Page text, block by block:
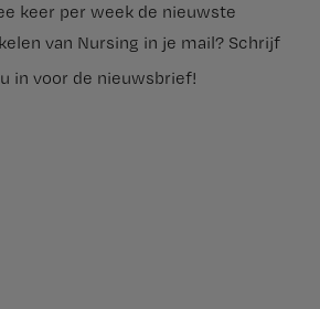
keer per week de nieuwste
van Nursing in je mail? Schrijf
in voor de nieuwsbrief!